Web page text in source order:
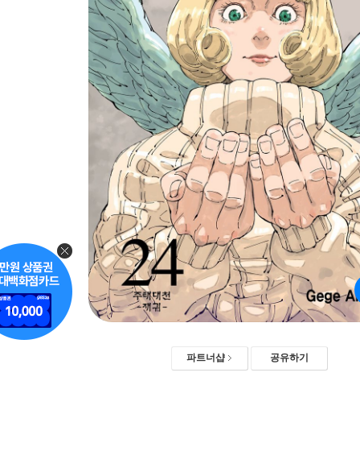
파트너샵 공유하기